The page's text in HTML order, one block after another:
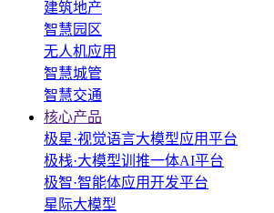
建筑地产
智慧园区
无人机应用
智慧城管
智慧交通
核心产品
极星·视觉语言大模型应用平台
极栈·大模型训推一体AI平台
极智·智能体应用开发平台
星际大模型